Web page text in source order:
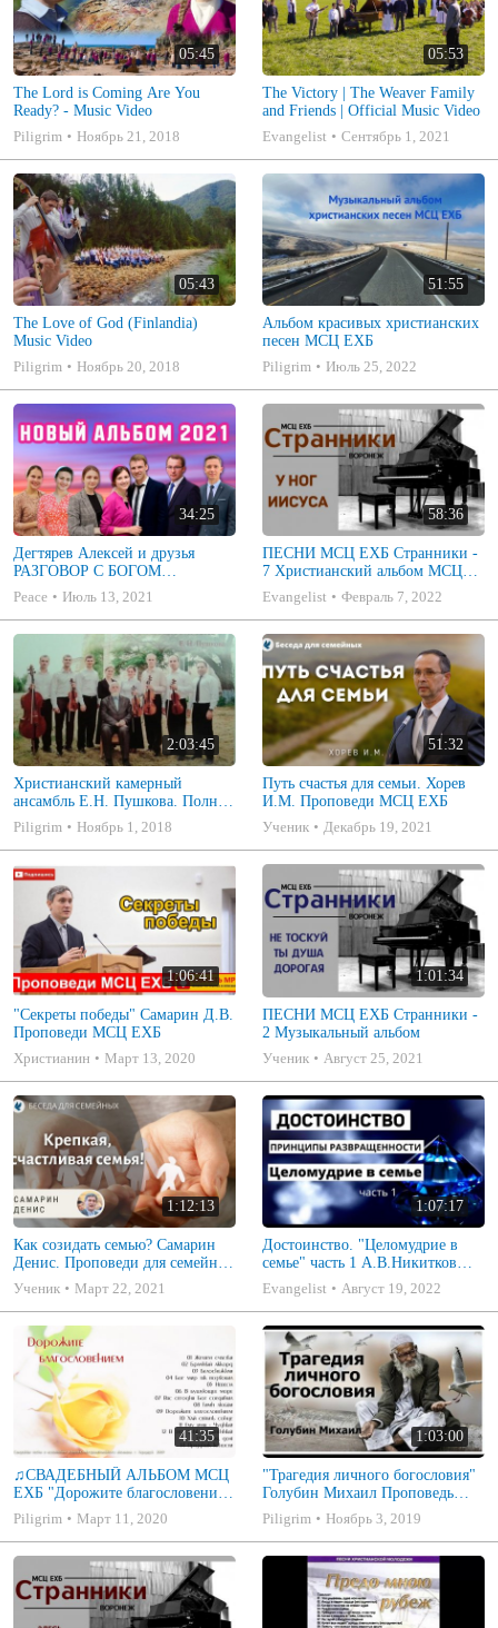
05:45
The Lord is Coming Are You
Ready? - Music Video
Piligrim
Ноябрь 21, 2018
05:53
The Victory | The Weaver Family
and Friends | Official Music Video
Evangelist
Сентябрь 1, 2021
05:43
The Love of God (Finlandia)
Music Video
Piligrim
Ноябрь 20, 2018
51:55
Альбом красивых христианских
песен МСЦ ЕХБ
Piligrim
Июль 25, 2022
34:25
Дегтярев Алексей и друзья
РАЗГОВОР С БОГОМ
Христианские песни МСЦ ЕХБ
2021 (7я)
Peace Июль 13, 2021
58:36
ПЕСНИ МСЦ ЕХБ Странники -
7 Христианский альбом МСЦ
ЕХБ
Evangelist Февраль 7, 2022
2:03:45
Христианский камерный
ансамбль Е.Н. Пушкова. Полное
собрание
Piligrim Ноябрь 1, 2018
51:32
Путь счастья для семьи. Хорев
И.М. Проповеди МСЦ ЕХБ
Ученик
Декабрь 19, 2021
1:06:41
"Секреты победы" Самарин Д.В.
Проповеди МСЦ ЕХБ
Христианин
Март 13, 2020
1:01:34
ПЕСНИ МСЦ ЕХБ Странники -
2 Музыкальный альбом
Ученик
Август 25, 2021
1:12:13
Как созидать семью? Самарин
Денис. Проповеди для семейных
МСЦ ЕХБ
Ученик Март 22, 2021
1:07:17
Достоинство. "Целомудрие в
семье" часть 1 А.В.Никитков
Беседа для семейных МСЦ ЕХБ
Evangelist Август 19, 2022
41:35
♫СВАДЕБНЫЙ АЛЬБОМ МСЦ
ЕХБ "Дорожите благословением
- Христианские песни.
Музыкальный диск. Псалмы
Piligrim Март 11, 2020
1:03:00
"Трагедия личного богословия"
Голубин Михаил Проповедь
2019
Piligrim Ноябрь 3, 2019